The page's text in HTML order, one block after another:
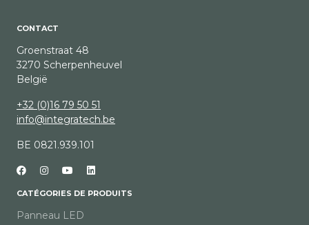
CONTACT
Groenstraat 48
3270 Scherpenheuvel
België
+32 (0)16 79 50 51
info@integratech.be
BE 0821.939.101
CATÉGORIES DE PRODUITS
Panneau LED